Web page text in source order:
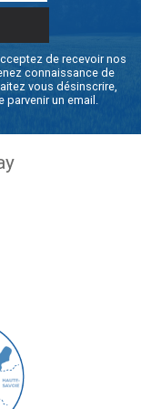
de recevoir nos
connaissance de
vous désinscrire,
parvenir un email.